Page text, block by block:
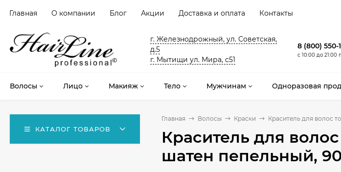
Главная О компании Блог Акции Доставка и оплата Контакты
г. Железнодрожный, ул. Советская,
д.5
г. Мытищи ул. Мира, с51
8 (800) 550-
с 10:00 до 21:00
Волосы Лицо Макияж Тело Мужчинам Одноразовая
КАТАЛОГ ТОВАРОВ
Главная Волосы Краски Краситель для волос
Краситель для
шатен пепельный,